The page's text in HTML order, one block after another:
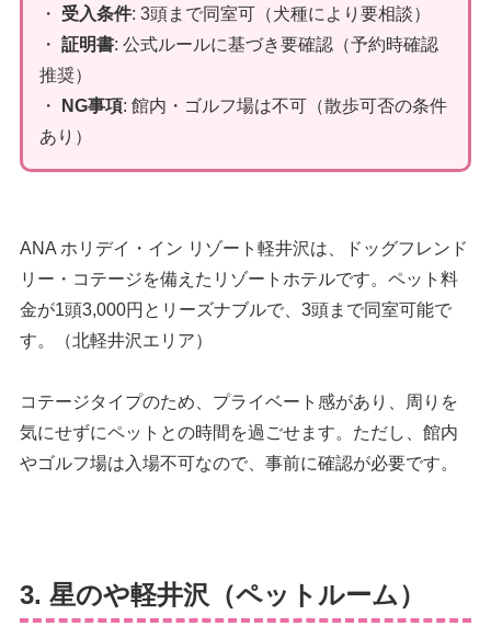
・ 受入条件: 3頭まで同室可（犬種により要相談）
・ 証明書: 公式ルールに基づき要確認（予約時確認
推奨）
・
NG事項: 館内・ゴルフ場は不可（散歩可否の条件
あり）
ANA ホリデイ・イン リゾート軽井沢は、ドッグフレンド
リー・コテージを備えたリゾートホテルです。ペット料
金が1頭3,000円とリーズナブルで、3頭まで同室可能で
す。（北軽井沢エリア）
コテージタイプのため、プライベート感があり、周りを
気にせずにペットとの時間を過ごせます。ただし、館内
やゴルフ場は入場不可なので、事前に確認が必要です。
3. 星のや軽井沢（ペットルーム）